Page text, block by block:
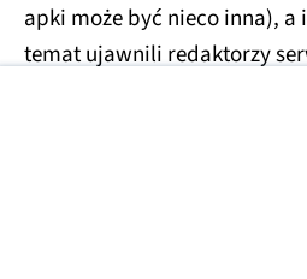
apki może być nieco inna),
temat ujawnili redaktorzy